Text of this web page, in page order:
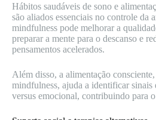
Hábitos saudáveis de sono e
são aliados essenciais no controle da
mindfulness pode melhorar a
preparar a mente para o descanso e
pensamentos acelerados.
Além disso, a alimentação
mindfulness, ajuda a identificar sinais
versus emocional, contribuindo para